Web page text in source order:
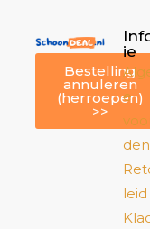
Bestelling
annuleren
(herroepen)
>>
ie
e
den
leid